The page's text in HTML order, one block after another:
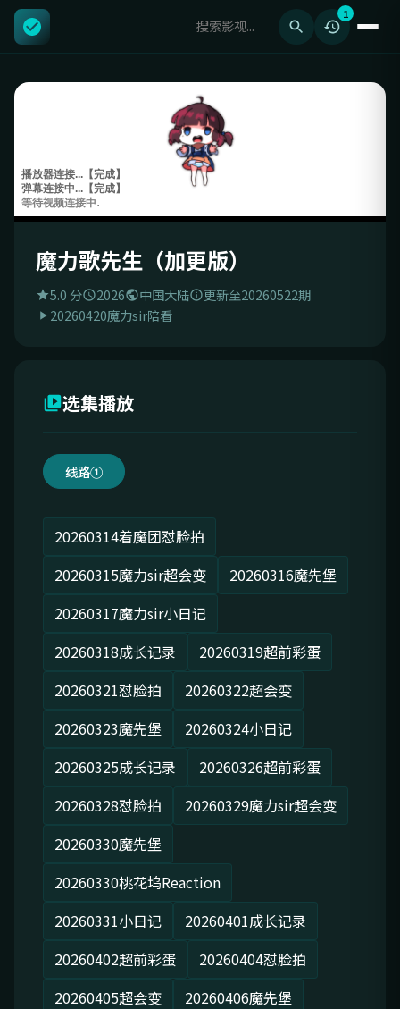
1
魔力歌先生（加更版）
5.0 分 2026 中国大陆
更新至20260522期
20260420魔力sir陪看
选集播放
线路①
20260314着魔团怼脸拍
20260315魔力sir超会变
20260316魔先堡
20260317魔力sir小日记
20260318成长记录
20260319超前彩蛋
20260321怼脸拍
20260322超会变
20260323魔先堡
20260324小日记
20260325成长记录
20260326超前彩蛋
20260328怼脸拍
20260329魔力sir超会变
20260330魔先堡
20260330桃花坞Reaction
20260331小日记
20260401成长记录
20260402超前彩蛋
20260404怼脸拍
20260405超会变
20260406魔先堡